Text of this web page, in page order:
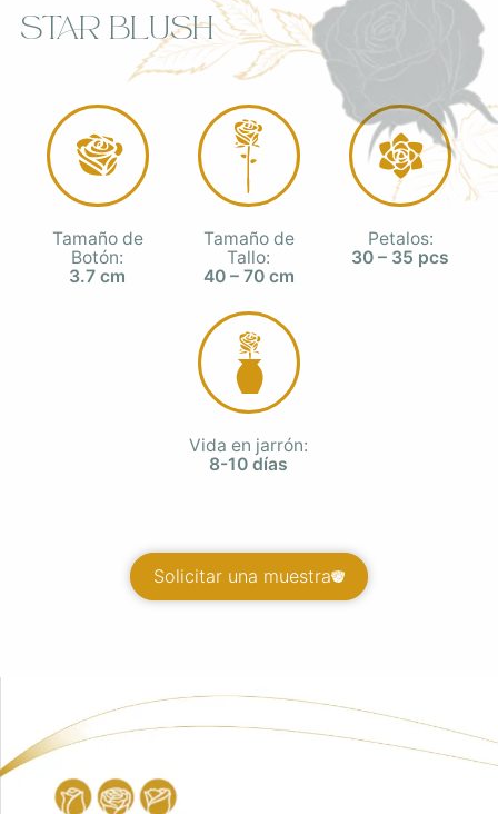
Star Blush
Tamaño de
Botón:
3.7 cm
Tamaño de
Tallo:
40 – 70 cm
Petalos:
30 – 35 pcs
Vida en jarrón:
8-10 días
Solicitar una muestra